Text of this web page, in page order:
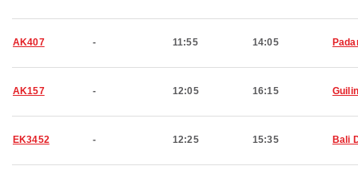
AK407 - 11:55 14:05
AK157 - 12:05 16:15 Guilin
EK3452 - 12:25 15:35 Bali